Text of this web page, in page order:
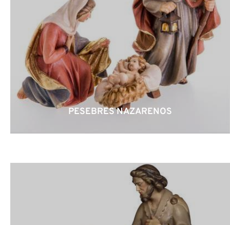
PESEBRES NAZARENOS